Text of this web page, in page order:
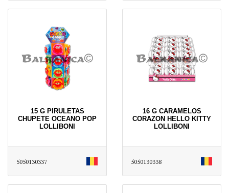
15 G PIRULETAS
CHUPETE OCEANO POP
LOLLIBONI
5050130337
16 G CARAMELOS
CORAZON HELLO KITTY
LOLLIBONI
5050130338